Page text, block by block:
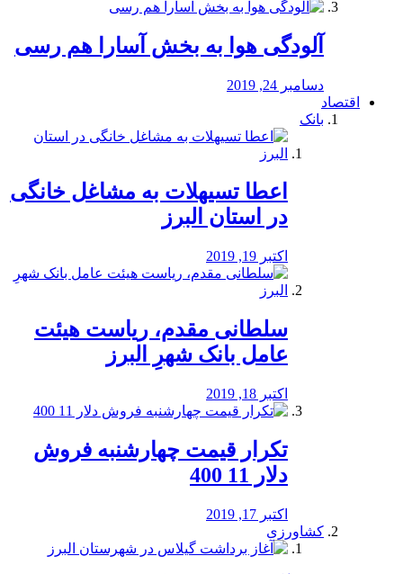
آلودگی هوا به بخش آسارا هم رسی
دسامبر 24, 2019
اقتصاد
بانک
️اعطا تسیهلات به مشاغل خانگی
در استان البرز
اکتبر 19, 2019
سلطانی مقدم، ریاست هیئت
عامل بانک شهرِ البرز
اکتبر 18, 2019
تکرار قیمت چهارشنبه فروش
دلار 11 400
اکتبر 17, 2019
کشاورزی